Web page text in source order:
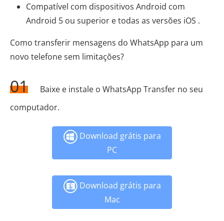
Compatível com dispositivos Android com
Android 5 ou superior e todas as versões iOS .
Como transferir mensagens do WhatsApp para um
novo telefone sem limitações?
01
Baixe e instale o WhatsApp Transfer no seu
computador.
Download grátis para
PC
Download grátis para
Mac